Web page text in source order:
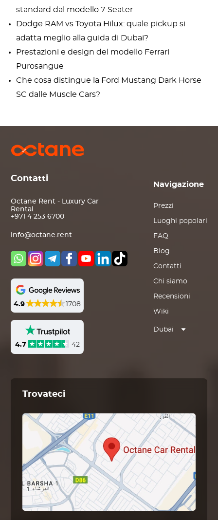
standard dal modello 7-Seater
Dodge RAM vs Toyota Hilux: quale pickup si
adatta meglio alla guida di Dubai?
Prestazioni e design del modello Ferrari
Purosangue
Che cosa distingue la Ford Mustang Dark Horse
SC dalle Muscle Cars?
Contatti
Octane Rent - Luxury Car
Rental
+971 4 253 6700
info@octane.rent
4.9 1708
4.7 42
Navigazione
Prezzi
Luoghi popolari
FAQ
Blog
Contatti
Chi siamo
Recensioni
Wiki
Dubai
Trovateci